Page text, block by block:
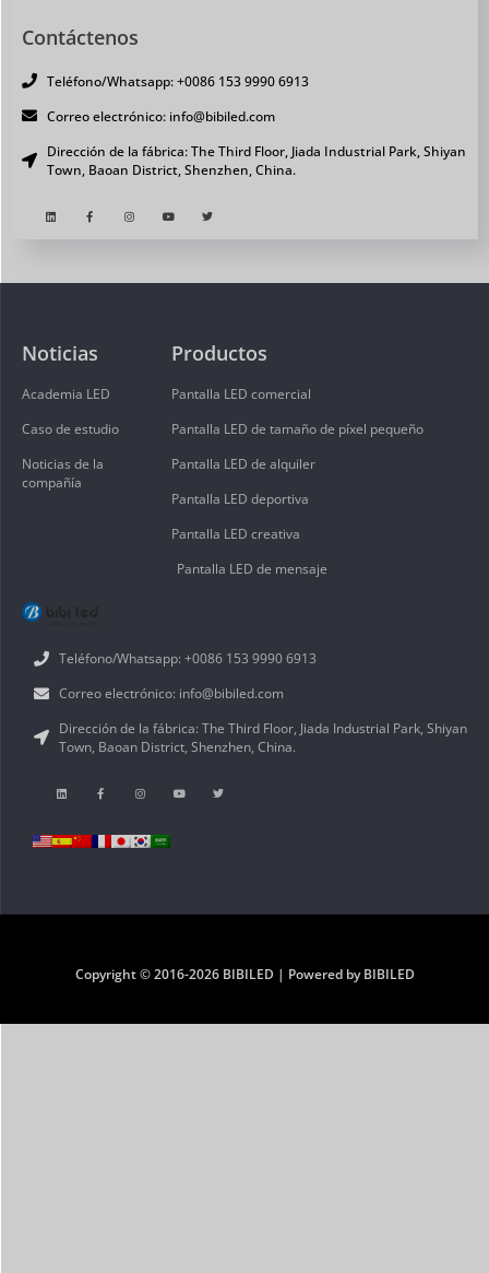
Contáctenos
Teléfono/Whatsapp: +0086 153 9990 6913
Correo electrónico: info@bibiled.com
Dirección de la fábrica: The Third Floor, Jiada Industrial Park, Shiyan
Town, Baoan District, Shenzhen, China.
Teléfono/Whatsapp: +0086 153 9990 6913
Correo electrónico: info@bibiled.com
Dirección de la fábrica: The Third Floor, Jiada Industrial Park, Shiyan
Town, Baoan District, Shenzhen, China.
Productos
Pantalla LED comercial
Pantalla LED de tamaño de píxel pequeño
Pantalla LED de alquiler
Pantalla LED deportiva
Pantalla LED creativa
Pantalla LED de mensaje
Noticias
Academia LED
Caso de estudio
Noticias de la
compañía
Copyright © 2016-2026 BIBILED | Powered by BIBILED